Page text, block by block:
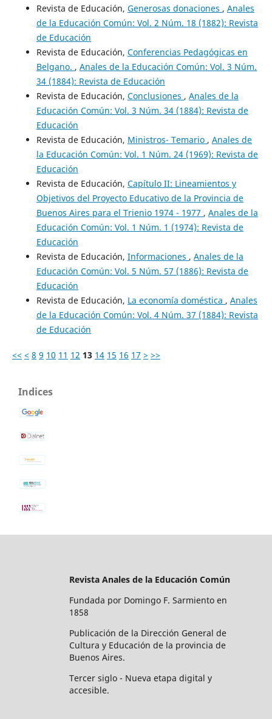
Revista de Educación, Generosas donaciones , Anales
de la Educación Común: Vol. 2 Núm. 18 (1882): Revista
de Educación
Revista de Educación, Conferencias Pedagógicas en
Belgano. , Anales de la Educación Común: Vol. 3 Núm.
34 (1884): Revista de Educación
Revista de Educación, Conclusiones , Anales de la
Educación Común: Vol. 3 Núm. 34 (1884): Revista de
Educación
Revista de Educación, Ministros- Temario , Anales de
la Educación Común: Vol. 1 Núm. 24 (1969): Revista de
Educación
Revista de Educación, Capítulo II: Lineamientos y
Objetivos del Proyecto Educativo de la Provincia de
Buenos Aires para el Trienio 1974 - 1977 , Anales de la
Educación Común: Vol. 1 Núm. 1 (1974): Revista de
Educación
Revista de Educación, Informaciones , Anales de la
Educación Común: Vol. 5 Núm. 57 (1886): Revista de
Educación
Revista de Educación, La economía doméstica , Anales
de la Educación Común: Vol. 4 Núm. 37 (1884): Revista
de Educación
<< < 8 9 10 11 12 13 14 15 16 17 > >>
Indices
Revista Anales de la Educación Común
Fundada por Domingo F. Sarmiento en
1858
Publicación de la Dirección General de
Cultura y Educación de la provincia de
Buenos Aires.
Tercer siglo - Nueva etapa digital y
accesible.